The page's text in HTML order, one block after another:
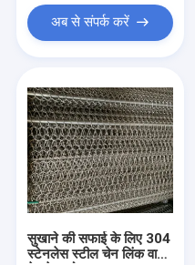
अब से संपर्क करें
सुखाने की सफाई के लिए 304
स्टेनलेस स्टील चेन लिंक वायर